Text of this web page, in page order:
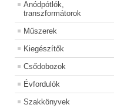
Anódpótlók,
transzformátorok
Műszerek
Kiegészítők
Csődobozok
Évfordulók
Szakkönyvek